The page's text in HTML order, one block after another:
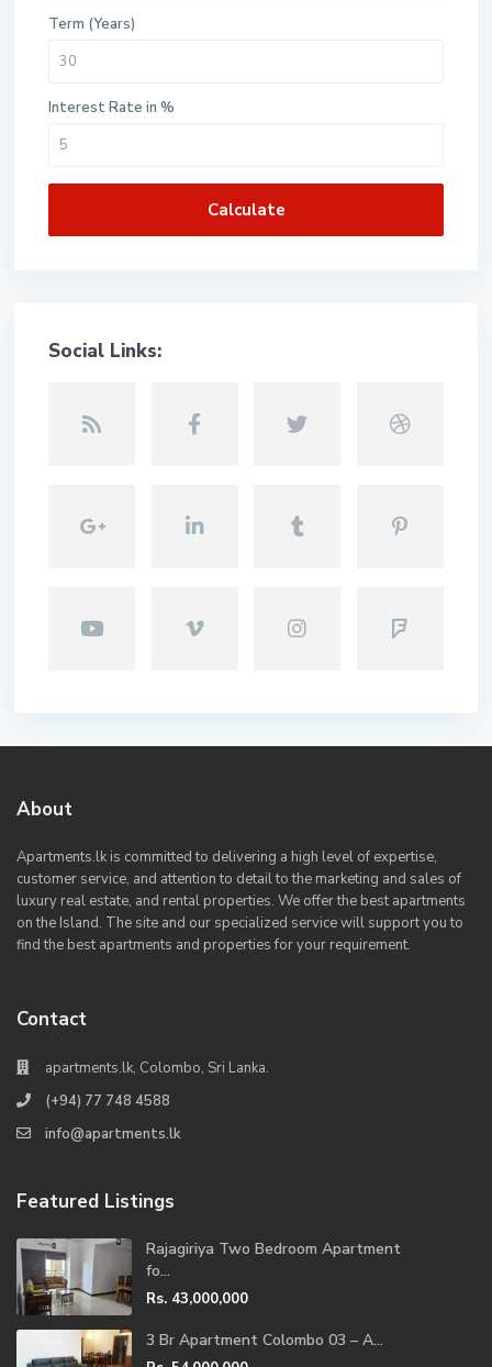
Term (Years)
Interest Rate in %
Calculate
Social Links:
About
Apartments.lk is committed to delivering a high level of expertise,
customer service, and attention to detail to the marketing and sales of
luxury real estate, and rental properties. We offer the best apartments
on the Island. The site and our specialized service will support you to
find the best apartments and properties for your requirement.
Contact
apartments.lk, Colombo, Sri Lanka.
(+94) 77 748 4588
info@apartments.lk
Featured Listings
Rajagiriya Two Bedroom Apartment
fo...
Rs. 43,000,000
3 Br Apartment Colombo 03 – A...